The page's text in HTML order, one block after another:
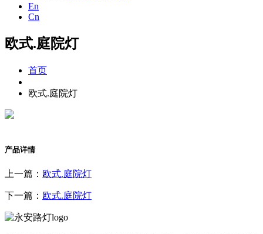
En
Cn
欧式.庭院灯
首页
欧式.庭院灯
产品详情
上一篇： 欧式.庭院灯
下一篇： 欧式.庭院灯